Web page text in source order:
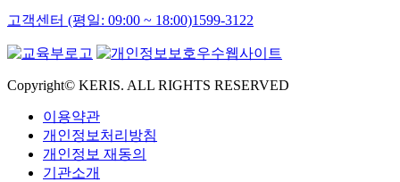
고객센터 (평일: 09:00 ~ 18:00)1599-3122
Copyright© KERIS. ALL RIGHTS RESERVED
이용약관
개인정보처리방침
개인정보 재동의
기관소개